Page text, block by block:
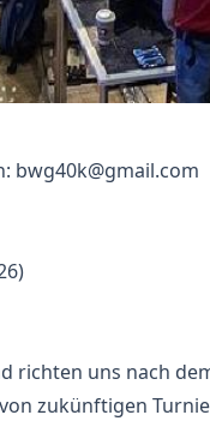
bwg40k@gmail.com
uns nach
zukünftigen